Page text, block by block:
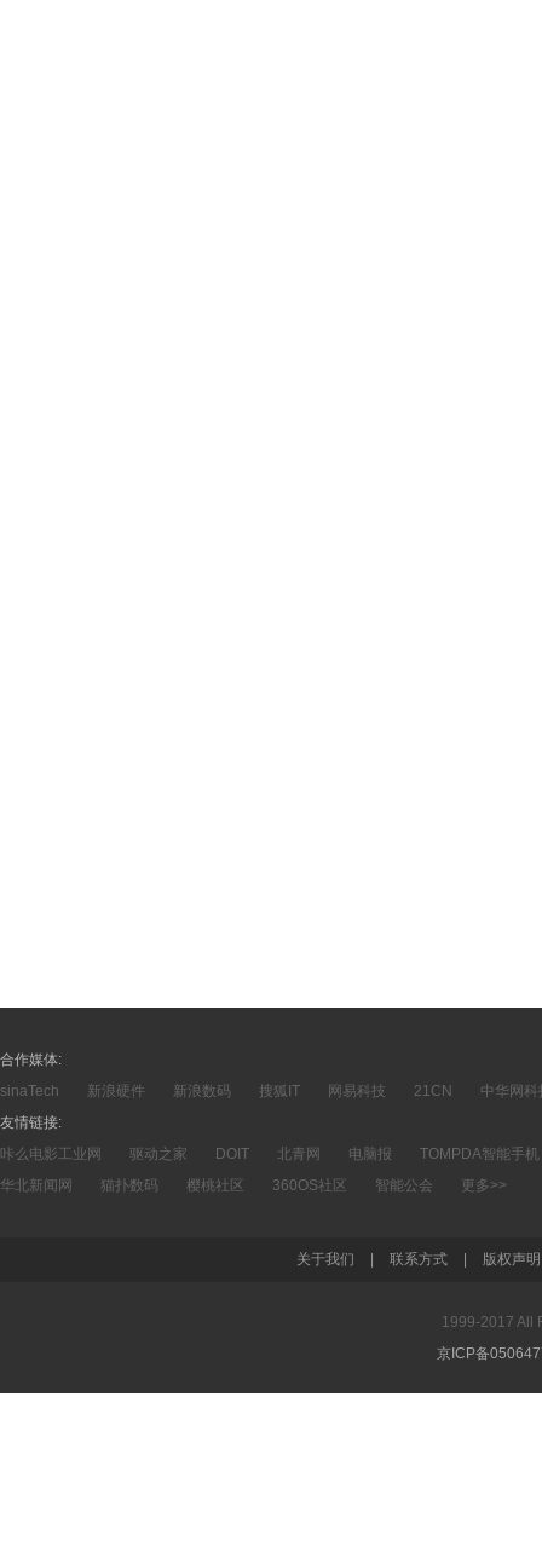
合作媒体:
sinaTech
新浪硬件 新浪数码 搜狐IT 网易科技 21CN
中华网科
友情链接:
咔么电影工业网
驱动之家 DOIT 北青网 电脑报
TOMPDA智能手机
华北新闻网
猫扑数码 樱桃社区 360OS社区 智能公会 更多>>
关于我们 | 联系方式 | 版权声明
1999-2017 All
京ICP备